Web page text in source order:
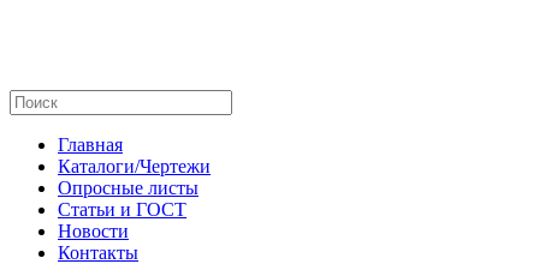
Главная
Каталоги/Чертежи
Опросные листы
Статьи и ГОСТ
Новости
Контакты